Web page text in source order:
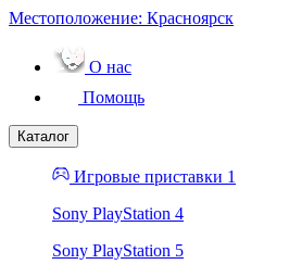
Местоположение: Красноярск
О нас
Помощь
Каталог
Игровые приставки 1
Sony PlayStation 4
Sony PlayStation 5